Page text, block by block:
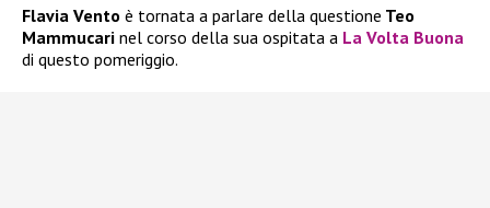
Flavia Vento è tornata a parlare della questione Teo
Mammucari nel corso della sua ospitata a La Volta Buona
di questo pomeriggio.